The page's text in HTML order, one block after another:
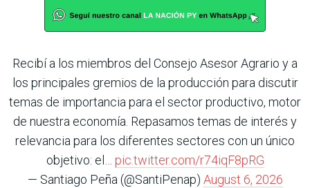
Recibí a los miembros del Consejo Asesor Agrario y a
los principales gremios de la producción para discutir
temas de importancia para el sector productivo, motor
de nuestra economía. Repasamos temas de interés y
relevancia para los diferentes sectores con un único
objetivo: el… pic.twitter.com/r74iqF8pRG
— Santiago Peña (@SantiPenap) August 6, 2026